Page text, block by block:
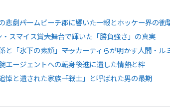
悲劇――パームビーチ郡に響いた一報とホッケー界の衝
スマイス賞――大舞台で輝いた「勝負強さ」の真実
と「氷下の素顔」――マッカーティらが明かす人間・ル
エージェントへの転身――後進に遺した情熱と絆
悼と遺された家族――「戦士」と呼ばれた男の最期